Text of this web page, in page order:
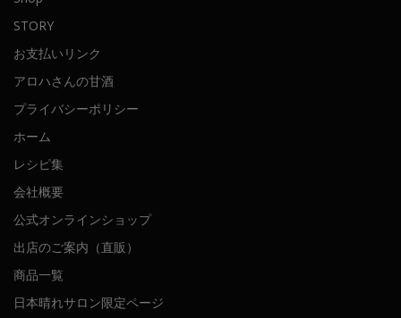
STORY
お支払いリンク
アロハさんの甘酒
プライバシーポリシー
ホーム
レシピ集
会社概要
公式オンラインショップ
出店のご案内（直販）
商品一覧
日本晴れサロン限定ページ